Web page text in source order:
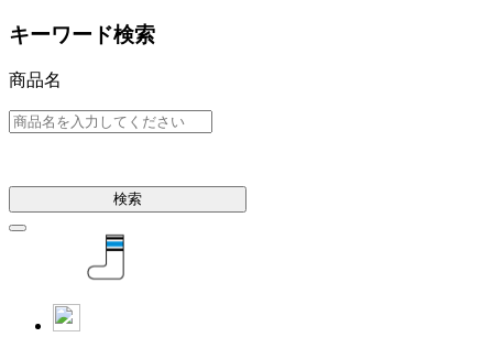
キーワード検索
商品名
検索